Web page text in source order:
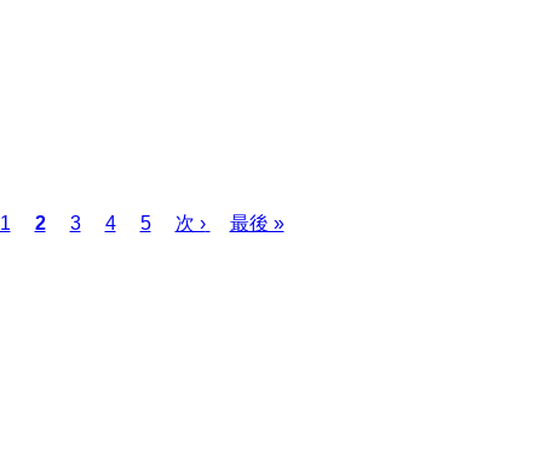
Page
1
カ
2 Page
3 Page
4 Page
5
次
次 ›
最
最後 »